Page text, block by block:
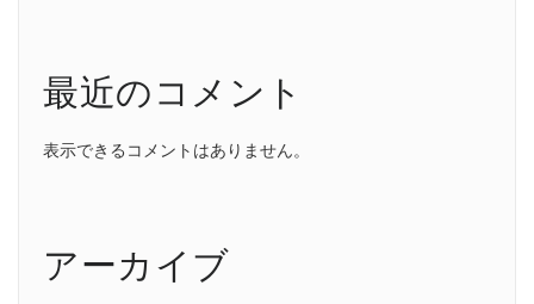
最近のコメント
表示できるコメントはありません。
アーカイブ